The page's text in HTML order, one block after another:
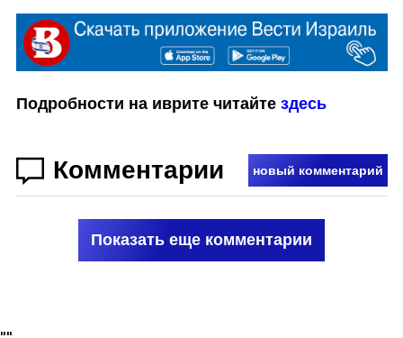
Подробности на иврите читайте здесь
Комментарии новый комментарий
Показать еще комментарии